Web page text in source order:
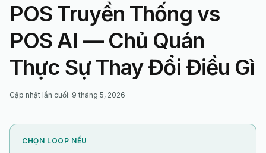
POS Truyền Thống vs
POS AI — Chủ Quán
Thực Sự Thay Đổi Điều Gì
Cập nhật lần cuối: 9 tháng 5, 2026
CHỌN LOOP NẾU